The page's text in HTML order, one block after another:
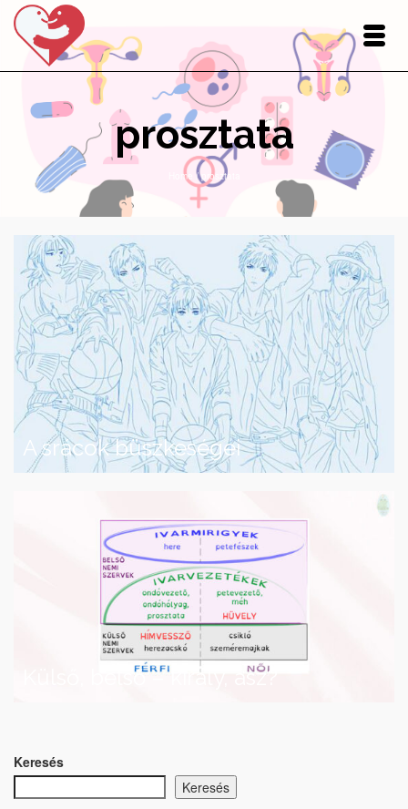
prosztata
Home / prosztata
A srácok büszkeségei
Külső, belső – király, ász?
Keresés
Keresés